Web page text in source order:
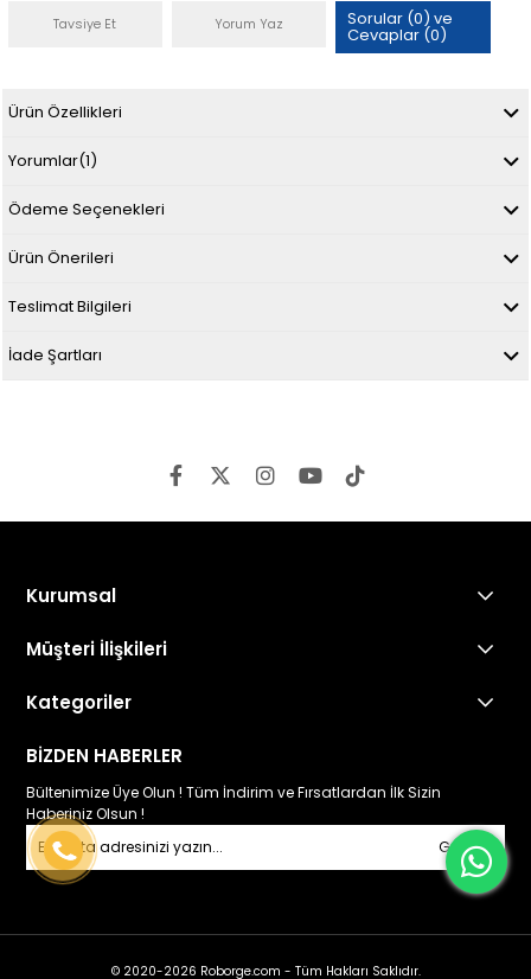
Tavsiye Et Yorum Yaz Sorular (0) ve
Cevaplar (0)
Ürün Özellikleri
Yorumlar(1)
Ödeme Seçenekleri
Ürün Önerileri
Teslimat Bilgileri
İade Şartları
Kurumsal
Müşteri İlişkileri
Kategoriler
BİZDEN HABERLER
Bültenimize Üye Olun ! Tüm İndirim ve Fırsatlardan İlk Sizin
Haberiniz Olsun !
Gönder
© 2020-2026 Roborge.com - Tüm Hakları Saklıdır.